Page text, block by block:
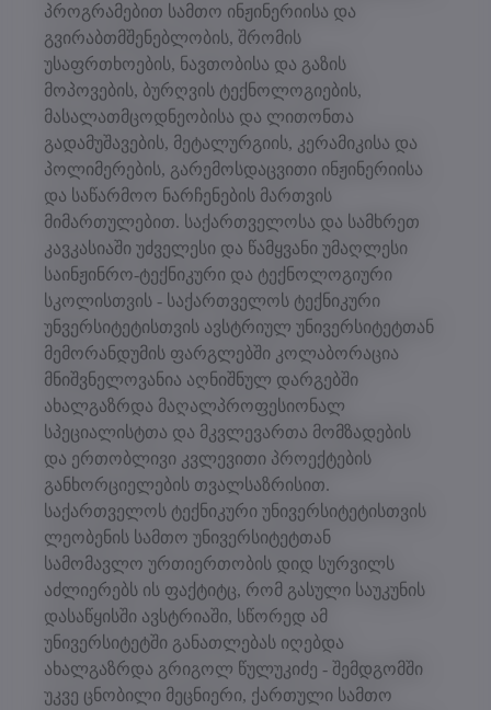
პროგრამებით სამთო ინჟინერიისა და
გვირაბთმშენებლობის, შრომის
უსაფრთხოების, ნავთობისა და გაზის
მოპოვების, ბურღვის ტექნოლოგიების,
მასალათმცოდნეობისა და ლითონთა
გადამუშავების, მეტალურგიის, კერამიკისა და
პოლიმერების, გარემოსდაცვითი ინჟინერიისა
და საწარმოო ნარჩენების მართვის
მიმართულებით. საქართველოსა და სამხრეთ
კავკასიაში უძველესი და წამყვანი უმაღლესი
საინჟინრო-ტექნიკური და ტექნოლოგიური
სკოლისთვის - საქართველოს ტექნიკური
უნვერსიტეტისთვის ავსტრიულ უნივერსიტეტთან
მემორანდუმის ფარგლებში კოლაბორაცია
მნიშვნელოვანია აღნიშნულ დარგებში
ახალგაზრდა მაღალპროფესიონალ
სპეციალისტთა და მკვლევართა მომზადების
და ერთობლივი კვლევითი პროექტების
განხორციელების თვალსაზრისით.
საქართველოს ტექნიკური უნივერსიტეტისთვის
ლეობენის სამთო უნივერსიტეტთან
სამომავლო ურთიერთობის დიდ სურვილს
აძლიერებს ის ფაქტიტც, რომ გასული საუკუნის
დასაწყისში ავსტრიაში, სწორედ ამ
უნივერსიტეტში განათლებას იღებდა
ახალგაზრდა გრიგოლ წულუკიძე - შემდგომში
უკვე ცნობილი მეცნიერი, ქართული სამთო